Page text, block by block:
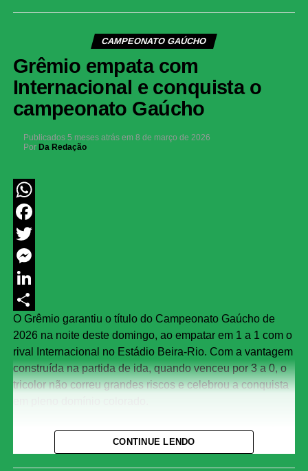
CAMPEONATO GAÚCHO
Grêmio empata com
Internacional e conquista o
campeonato Gaúcho
Publicados 5 meses atrás em 8 de março de 2026
Por Da Redação
WhatsApp
Facebook
Twitter
Messenger
LinkedIn
Share
O Grêmio garantiu o título do Campeonato Gaúcho de
2026 na noite deste domingo, ao empatar em 1 a 1 com o
rival Internacional no Estádio Beira-Rio. Com a vantagem
construída na partida de ida, quando venceu por 3 a 0, o
tricolor não correu grandes riscos e celebrou a conquista
O confronto decisivo, que culminou no 1 a 1, viu o Grêmio
abrir o placar com Gustavo Martins, enquanto Alan Patrick
CONTINUE LENDO